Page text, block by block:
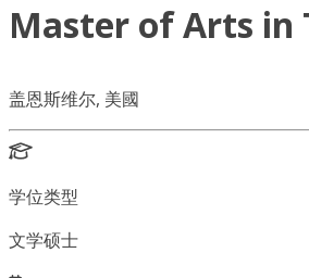
Master of Arts in
盖恩斯维尔, 美國
学位类型
文学硕士